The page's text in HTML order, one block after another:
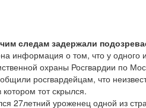
следам задержали
информация о том, что у
охраны Росгвардии по
росгвардейцам, что
тот скрылся.
27­летний уроженец одной из